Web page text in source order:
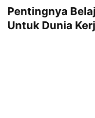
Pentingnya
Untuk Dunia